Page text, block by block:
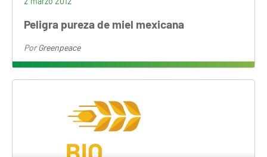
Peligra pureza de miel mexicana
PorGreenpeace